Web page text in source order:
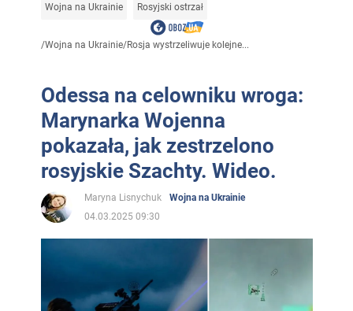
Wojna na Ukrainie Rosyjski ostrzał
/Wojna na Ukrainie/Rosja wystrzeliwuje kolejne...
Odessa na celowniku wroga:
Marynarka Wojenna
pokazała, jak zestrzelono
rosyjskie Szachty. Wideo.
Maryna Lisnychuk
Wojna na Ukrainie
04.03.2025 09:30